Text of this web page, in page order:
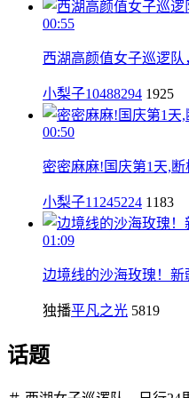
00:55
西湖高颜值女子巡逻队
小梨子10488294 1925
00:50
密密麻麻!国庆第1天,
小梨子11245224 1183
01:09
边境线的沙海玫瑰！
独播平凡之光 5819
话题